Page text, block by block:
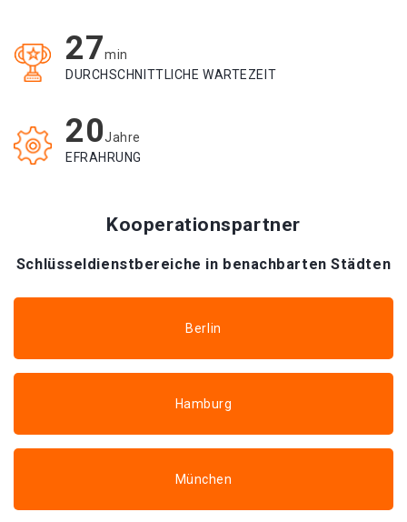
27min
DURCHSCHNITTLICHE WARTEZEIT
20Jahre
EFRAHRUNG
Kooperationspartner
Schlüsseldienstbereiche in benachbarten Städten
Berlin
Hamburg
München